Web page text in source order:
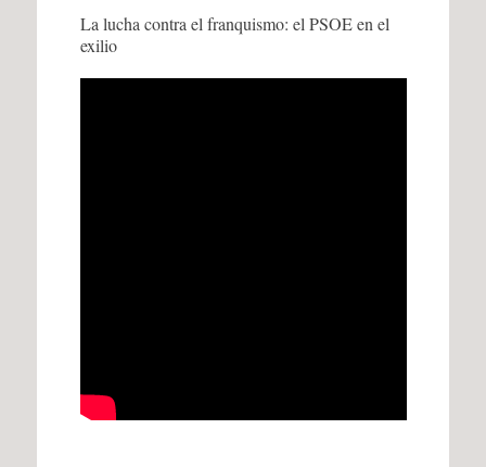
La lucha contra el franquismo: el PSOE en el
exilio